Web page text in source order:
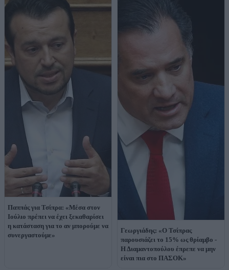
Παππάς για Τσίπρα: «Μέσα στον
Ιούλιο πρέπει να έχει ξεκαθαρίσει
η κατάσταση για το αν μπορούμε να
συνεργαστούμε»
Γεωργιάδης: «Ο Τσίπρας
παρουσιάζει το 15% ως θρίαμβο -
Η Διαμαντοπούλου έπρεπε να μην
είναι πια στο ΠΑΣΟΚ»